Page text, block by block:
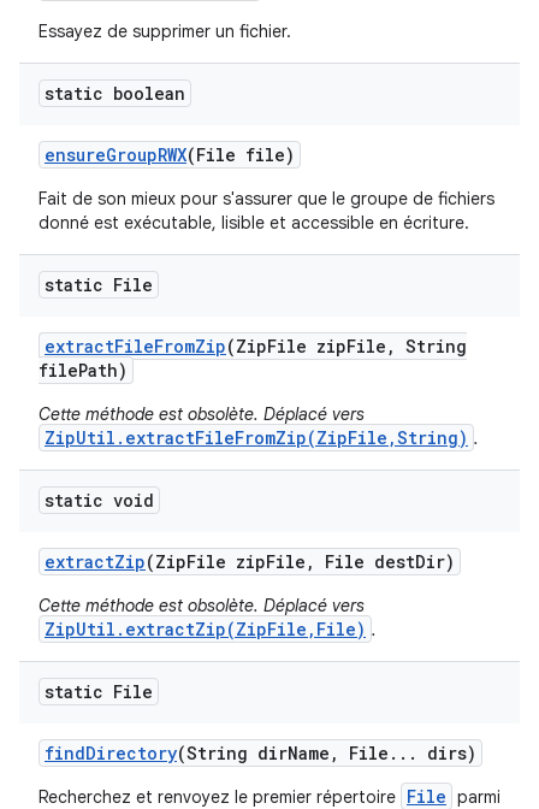
Essayez de supprimer un fichier.
static boolean
ensureGroupRWX(File file)
Fait de son mieux pour s'assurer que le groupe de fichiers
donné est exécutable, lisible et accessible en écriture.
static File
extractFileFromZip(ZipFile zipFile , String
filePath)
Cette méthode est obsolète. Déplacé vers
ZipUtil.extractFileFromZip(ZipFile,String) .
static void
extractZip(ZipFile zipFile , File destDir)
Cette méthode est obsolète. Déplacé vers
ZipUtil.extractZip(ZipFile,File) .
static File
findDirectory(String dirName , File . . . dirs)
Recherchez et renvoyez le premier répertoire File parmi